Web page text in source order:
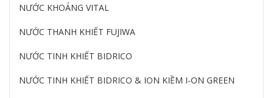
NƯỚC KHOÁNG VITAL
NƯỚC THANH KHIẾT FUJIWA
NƯỚC TINH KHIẾT BIDRICO
NƯỚC TINH KHIẾT BIDRICO & ION KIỀM I-ON GREEN